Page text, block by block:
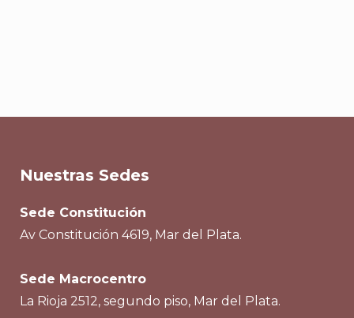
Nuestras Sedes
Sede Constitución
Av Constitución 4619, Mar del Plata.
Sede Macrocentro
La Rioja 2512, segundo piso, Mar del Plata.